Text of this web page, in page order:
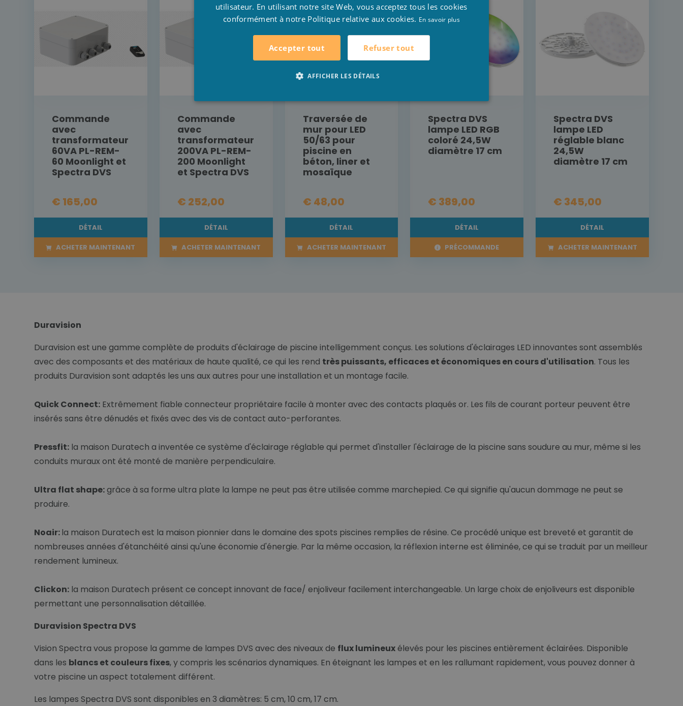
Commande
avec
transformateur
60VA PL-REM-
60 Moonlight et
Spectra DVS
€ 165,00
DÉTAIL
ACHETER MAINTENANT
Commande
avec
transformateur
200VA PL-REM-
200 Moonlight
et Spectra DVS
€ 252,00
DÉTAIL
ACHETER MAINTENANT
Traversée de
mur pour LED
50/63 pour
piscine en
béton, liner et
mosaïque
€ 48,00
DÉTAIL
ACHETER MAINTENANT
Spectra DVS
lampe LED RGB
coloré 24,5W
diamètre 17 cm
€ 389,00
DÉTAIL
PRÉCOMMANDE
Spectra DVS
lampe LED
réglable blanc
24,5W
diamètre 17 cm
€ 345,00
DÉTAIL
ACHETER MAINTENANT
Duravision
Duravision est une gamme complète de produits d'éclairage de piscine intelligemment conçus. Les solutions d'éclairages LED innovantes sont assemblés
avec des composants et des matériaux de haute qualité, ce qui les rend très puissants, efficaces et économiques en cours d'utilisation. Tous les
produits Duravision sont adaptés les uns aux autres pour une installation et un montage facile.
Quick Connect: Extrêmement fiable connecteur propriétaire facile à monter avec des contacts plaqués or. Les fils de courant porteur peuvent être
insérés sans être dénudés et fixés avec des vis de contact auto-perforantes.
Pressfit: la maison Duratech a inventée ce système d'éclairage réglable qui permet d'installer l'éclairage de la piscine sans soudure au mur, même si les
conduits muraux ont été monté de manière perpendiculaire.
Ultra flat shape:grâce à sa forme ultra plate la lampe ne peut pas être utilisée comme marchepied. Ce qui signifie qu'aucun dommage ne peut se
produire.
Noair:la maison Duratech est la maison pionnier dans le domaine des spots piscines remplies de résine. Ce procédé unique est breveté et garantit de
nombreuses années d'étanchéité ainsi qu'une économie d'énergie. Par la même occasion, la réflexion interne est éliminée, ce qui se traduit par un meilleur
rendement lumineux.
Clickon: la maison Duratech présent ce concept innovant de face/ enjoliveur facilement interchangeable. Un large choix de enjoliveurs est disponible
permettant une personnalisation détaillée.
Duravision Spectra DVS
Vision Spectra vous propose la gamme de lampes DVS avec des niveaux de flux lumineuxélevés pour les piscines entièrement éclairées. Disponible
dans les blancs et couleurs fixes, y compris les scénarios dynamiques. En éteignant les lampes et en les rallumant rapidement, vous pouvez donner à
votre piscine un aspect totalement différent.
Les lampes Spectra DVS sont disponibles en 3 diamètres: 5 cm, 10 cm, 17 cm.
ENGLISH
utilisateur. En utilisant notre site Web, vous acceptez tous les cookies
conformément à notre Politique relative aux cookies. En savoir plus
Accepter tout Refuser tout
AFFICHER LES DÉTAILS